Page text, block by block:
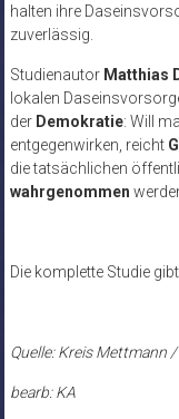
halten ihre
zuverlässig.
Studienautor Matthias
lokalen
der Demokratie: Will
entgegenwirken, reicht
die tatsächlichen
wahrgenommen
Die komplette Studie
Quelle: Kreis Mettmann
bearb: KA